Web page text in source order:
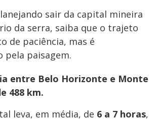
sair da capital mineira
da serra, saiba que o trajeto
de paciência, mas é
pela paisagem.
entre Belo Horizonte e Monte
488 km.
leva, em média, de 6 a 7 horas,